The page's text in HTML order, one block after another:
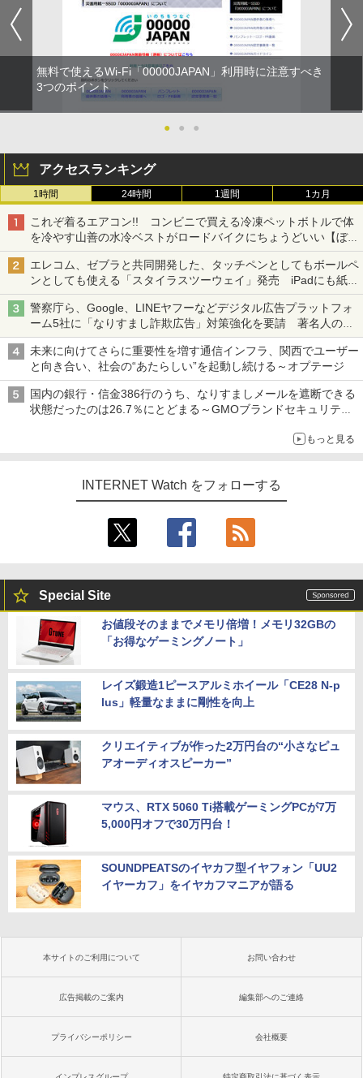
無料で使えるWi-Fi「00000JAPAN」利用時に注意すべき
3つのポイント
● ● ●
アクセスランキング
1時間 24時間 1週間 1カ月
これぞ着るエアコン!! コンビニで買える冷凍ペットボトルで体
を冷やす山善の水冷ベストがロードバイクにちょうどいい【ぼっ
ち・ざ・ろーど！その14】【空いた時間でなにしてる？】
エレコム、ゼブラと共同開発した、タッチペンとしてもボールペ
ンとしても使える「スタイラスツーウェイ」発売 iPadにも紙に
も、持ち替えずに書き込める
警察庁ら、Google、LINEヤフーなどデジタル広告プラットフォ
ーム5社に「なりすまし詐欺広告」対策強化を要請 著名人の写
真や映像を使った投資詐欺などへの対策として
未来に向けてさらに重要性を増す通信インフラ、関西でユーザー
と向き合い、社会の“あたらしい”を起動し続ける～オプテージ
国内の銀行・信金386行のうち、なりすましメールを遮断できる
状態だったのは26.7％にとどまる～GMOブランドセキュリティ
もっと見る
INTERNET Watch をフォローする
Special Site
お値段そのままでメモリ倍増！メモリ32GBの
「お得なゲーミングノート」
レイズ鍛造1ピースアルミホイール「CE28 N-p
lus」軽量なままに剛性を向上
クリエイティブが作った2万円台の“小さなピュ
アオーディオスピーカー”
マウス、RTX 5060 Ti搭載ゲーミングPCが7万
5,000円オフで30万円台！
SOUNDPEATSのイヤカフ型イヤフォン「UU2
イヤーカフ」をイヤカフマニアが語る
本サイトのご利用について お問い合わせ
広告掲載のご案内 編集部へのご連絡
プライバシーポリシー 会社概要